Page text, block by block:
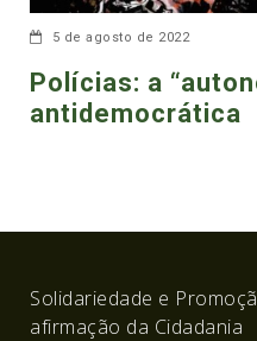
5 de agosto de 2022
Polícias: a
antidemocrática
Solidariedade e
afirmação da Cidadania